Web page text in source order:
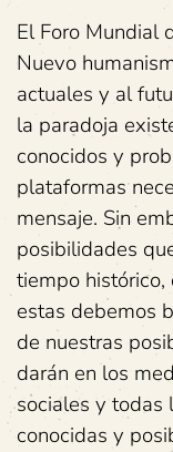
El Foro Mundial
Nuevo
actuales y al
la paradoja
conocidos y
plataformas
mensaje. Sin
posibilidades
tiempo
estas debemos
de nuestras
darán en los
sociales y todas
conocidas y